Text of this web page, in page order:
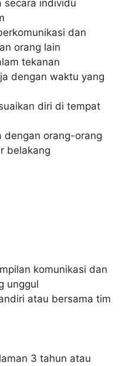
individu
dan
orang lain
tekanan
dengan waktu yang
diri di tempat
orang-orang
belakang
komunikasi dan
unggul
atau bersama tim
3 tahun atau